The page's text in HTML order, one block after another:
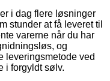
i dag flere løsninger
stunder at få leveret til
varerne når du har
og
leveringsmetode ved
i forgyldt sølv.